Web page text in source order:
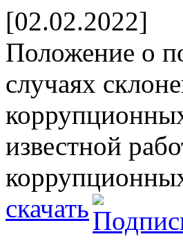
[02.02.2022]
Положение о
случаях
известной
скачать